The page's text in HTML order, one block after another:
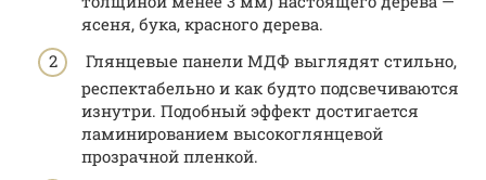
ясеня, бука, красного дерева.
Глянцевые панели МДФ выглядят стильно,
респектабельно и как будто подсвечиваются
изнутри. Подобный эффект достигается
ламинированием высокоглянцевой
прозрачной пленкой.